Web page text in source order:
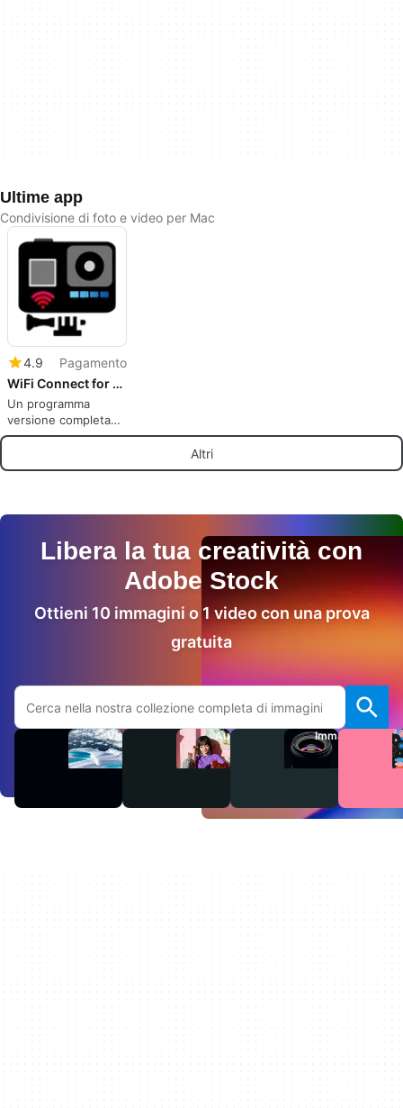
Ultime app
Condivisione di foto e video per Mac
4.9
Pagamento
WiFi Connect for GoPro
Un programma
versione completa
per Mac, di Pavel
Altri
Libera la tua creatività con
Adobe Stock
Ottieni 10 immagini o 1 video con una prova
gratuita
Cerca sul sito Adobe.com
Video Audio Immagini